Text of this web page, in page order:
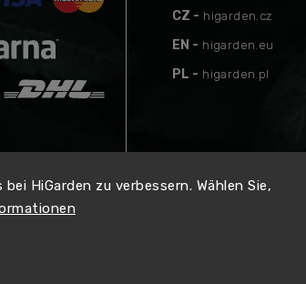
HiGarden zu verbessern. Wählen Sie,
CZ - higarden.cz
EN - higarden.eu
PL - higarden.pl